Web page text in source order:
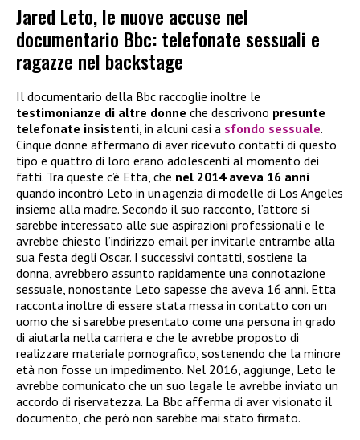
Jared Leto, le nuove accuse nel
documentario Bbc: telefonate sessuali e
ragazze nel backstage
Il documentario della Bbc raccoglie inoltre le
testimonianze di altre donne che descrivono presunte
telefonate insistenti , in alcuni casi a sfondo sessuale.
Cinque donne affermano di aver ricevuto contatti di questo
tipo e quattro di loro erano adolescenti al momento dei
fatti. Tra queste c’è Etta, che nel 2014 aveva 16 anni
quando incontrò Leto in un’agenzia di modelle di Los Angeles
insieme alla madre. Secondo il suo racconto, l’attore si
sarebbe interessato alle sue aspirazioni professionali e le
avrebbe chiesto l’indirizzo email per invitarle entrambe alla
sua festa degli Oscar. I successivi contatti, sostiene la
donna, avrebbero assunto rapidamente una connotazione
sessuale, nonostante Leto sapesse che aveva 16 anni. Etta
racconta inoltre di essere stata messa in contatto con un
uomo che si sarebbe presentato come una persona in grado
di aiutarla nella carriera e che le avrebbe proposto di
realizzare materiale pornografico, sostenendo che la minore
età non fosse un impedimento. Nel 2016, aggiunge, Leto le
avrebbe comunicato che un suo legale le avrebbe inviato un
accordo di riservatezza. La Bbc afferma di aver visionato il
documento, che però non sarebbe mai stato firmato.